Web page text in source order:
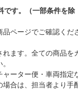
です。（一部条件を除
ページでご確認くだ
れます。全ての商品を
ーター便・車両指定
場合は、担当者より手